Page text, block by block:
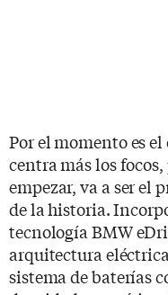
Por el momento es
centra más los
empezar, va a ser el
de la historia.
tecnología BMW
arquitectura
sistema de baterías